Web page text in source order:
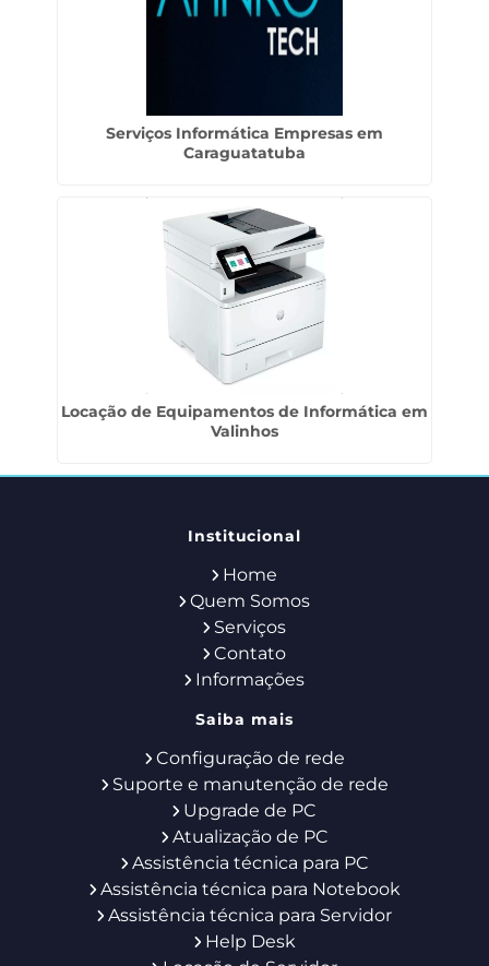
Serviços Informática Empresas em
Caraguatatuba
Locação de Equipamentos de Informática em
Valinhos
Institucional
Home
Quem Somos
Serviços
Contato
Informações
Saiba mais
Configuração de rede
Suporte e manutenção de rede
Upgrade de PC
Atualização de PC
Assistência técnica para PC
Assistência técnica para Notebook
Assistência técnica para Servidor
Help Desk